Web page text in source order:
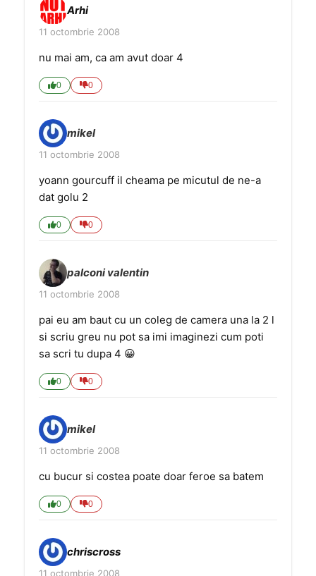
Arhi
11 octombrie 2008
nu mai am, ca am avut doar 4
0 0
mikel
11 octombrie 2008
yoann gourcuff il cheama pe micutul de ne-a
dat golu 2
0 0
palconi valentin
11 octombrie 2008
pai eu am baut cu un coleg de camera una la 2 l
si scriu greu nu pot sa imi imaginezi cum poti
sa scri tu dupa 4 😀
0 0
mikel
11 octombrie 2008
cu bucur si costea poate doar feroe sa batem
0 0
chriscross
11 octombrie 2008